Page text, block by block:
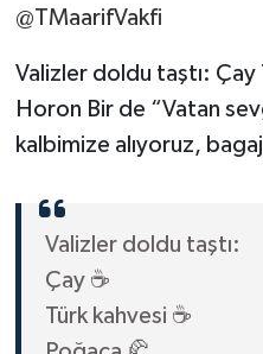
@TMaarifVakfi
Valizler doldu taştı: Çay
Horon Bir de “Vatan
kalbimize alıyoruz,
Valizler doldu taştı:
Çay ☕️
Türk kahvesi ☕️